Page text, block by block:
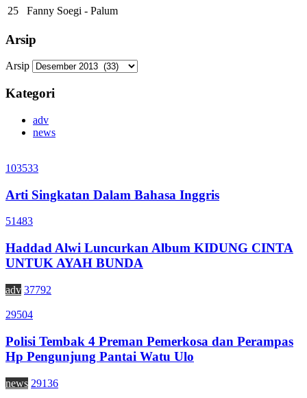
25
Fanny Soegi - Palum
Arsip
Arsip
Kategori
adv
news
103533
Arti Singkatan Dalam Bahasa Inggris
51483
Haddad Alwi Luncurkan Album KIDUNG CINTA
UNTUK AYAH BUNDA
adv 37792
29504
Polisi Tembak 4 Preman Pemerkosa dan Perampas
Hp Pengunjung Pantai Watu Ulo
news 29136